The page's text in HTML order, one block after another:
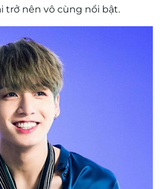
trở nên vô cùng nổi bật.